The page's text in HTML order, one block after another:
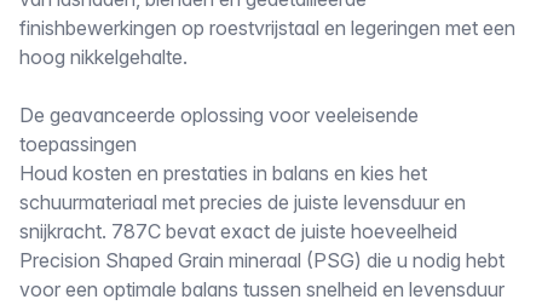
finishbewerkingen op roestvrijstaal en legeringen met een
hoog nikkelgehalte.
De geavanceerde oplossing voor veeleisende
toepassingen
Houd kosten en prestaties in balans en kies het
schuurmateriaal met precies de juiste levensduur en
snijkracht. 787C bevat exact de juiste hoeveelheid
Precision Shaped Grain mineraal (PSG) die u nodig hebt
voor een optimale balans tussen snelheid en levensduur